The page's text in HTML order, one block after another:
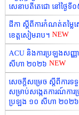
សេនាបតីតេជោ នៅថ្ងៃទី
ដីកា ស្តីពីការកំណត់តម្លៃ
ខេត្តសៀមរាប។ NEW
ACU និងការប្រឡងស
សីហា ២០២៦ NEW
សេចក្តីសម្រេច ស្តីពីការ
សម្រាប់សង្កេតការណ៍ក
ប្រឡង ១០ សីហា ២០២៦